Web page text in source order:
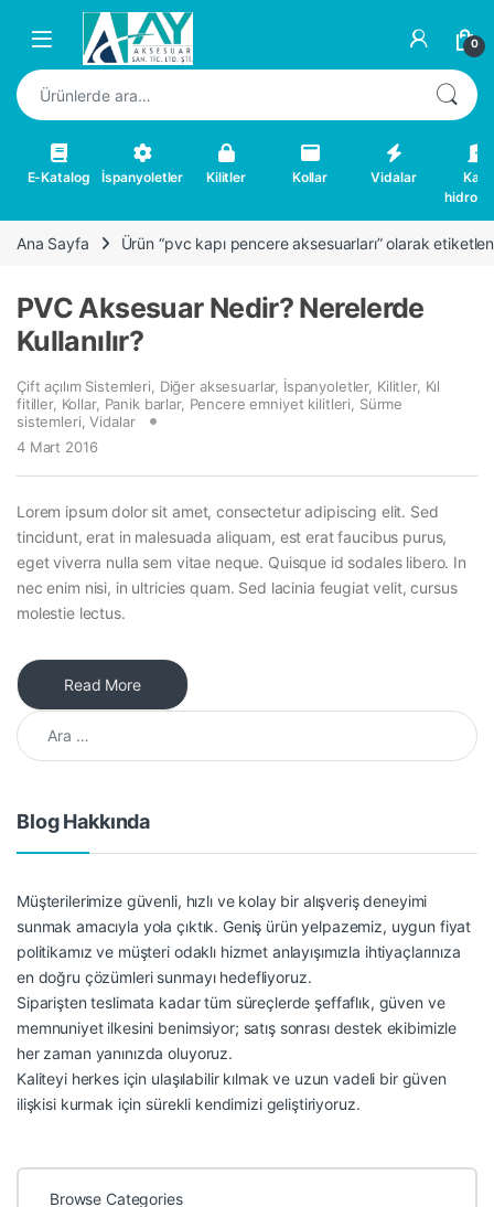
Skip to navigation
Skip to content
0
Ara:
E-Katalog İspanyoletler Kilitler Kollar Vidalar
Kapı
Ana Sayfa Ürün “pvc kapı pencere aksesuarları” olarak
PVC Aksesuar Nedir? Nerelerde
Kullanılır?
Çift açılım Sistemleri Diğer aksesuarlar, İspanyoletler, Kilitler, Kıl
fitiller, Kollar, Panik barlar, Pencere emniyet kilitleri
Sürme
sistemleri ,Vidalar
4 Mart 2016
Lorem ipsum dolor sit amet, consectetur adipiscing elit. Sed
tincidunt, erat in malesuada aliquam, est erat faucibus purus,
eget viverra nulla sem vitae neque. Quisque id sodales libero. In
nec enim nisi, in ultricies quam. Sed lacinia feugiat velit, cursus
molestie lectus.
Read More
Arama:
Blog Hakkında
Müşterilerimize güvenli, hızlı ve kolay bir alışveriş deneyimi
sunmak amacıyla yola çıktık. Geniş ürün yelpazemiz, uygun fiyat
politikamız ve müşteri odaklı hizmet anlayışımızla ihtiyaçlarınıza
en doğru çözümleri sunmayı hedefliyoruz.
Siparişten teslimata kadar tüm süreçlerde şeffaflık, güven ve
memnuniyet ilkesini benimsiyor; satış sonrası destek ekibimizle
her zaman yanınızda oluyoruz.
Kaliteyi herkes için ulaşılabilir kılmak ve uzun vadeli bir güven
ilişkisi kurmak için sürekli kendimizi geliştiriyoruz.
Browse Categories